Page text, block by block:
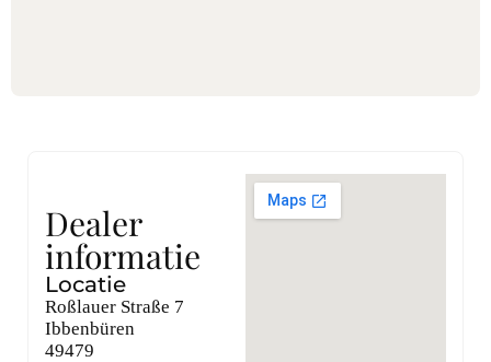
Dealer
informatie
Locatie
Roßlauer Straße 7
Ibbenbüren
49479